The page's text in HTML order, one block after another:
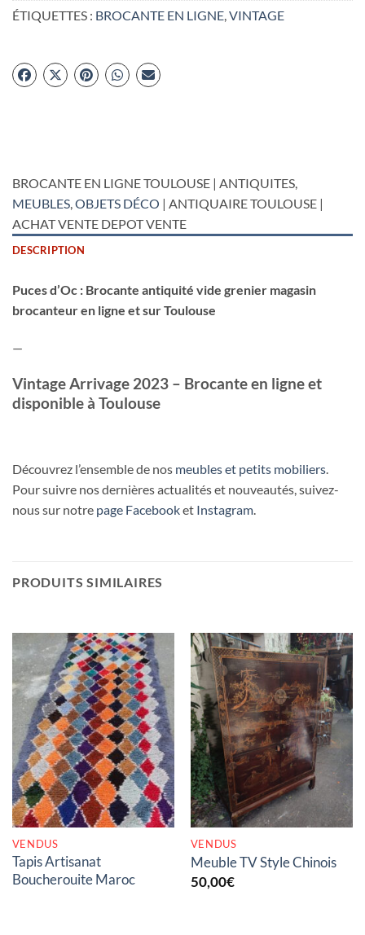
ÉTIQUETTES : BROCANTE EN LIGNE,VINTAGE
BROCANTE EN LIGNE TOULOUSE | ANTIQUITES,
MEUBLES,OBJETS DÉCO | ANTIQUAIRE TOULOUSE |
ACHAT VENTE DEPOT VENTE
DESCRIPTION
Puces d’Oc : Brocante antiquité vide grenier magasin
brocanteur en ligne et sur Toulouse
—
Vintage Arrivage 2023 – Brocante en ligne et
disponible à Toulouse
Découvrez l’ensemble de nos meubles et petits mobiliers.
Pour suivre nos dernières actualités et nouveautés, suivez-
nous sur notre page Facebooket Instagram.
PRODUITS SIMILAIRES
RUPTURE DE STOCK
VENDUS
Tapis Artisanat
Boucherouite Maroc
RUPTURE DE STOCK
VENDUS
Meuble TV Style Chinois
50,00€